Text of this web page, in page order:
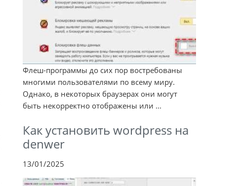
Флеш-программы до сих пор востребованы
многими пользователями по всему миру.
Однако, в некоторых браузерах они могут
быть некорректно отображены или ...
Как установить wordpress на
denwer
13/01/2025